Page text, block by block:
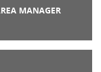
MANAGER